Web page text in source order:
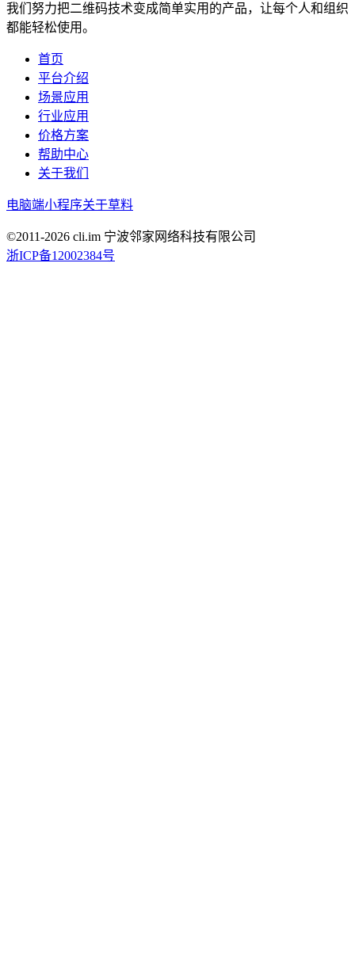
我们努力把二维码技术变成简单实用的产品，让每个人和组织
都能轻松使用。
首页
平台介绍
场景应用
行业应用
价格方案
帮助中心
关于我们
电脑端小程序关于草料
©2011-2026 cli.im 宁波邻家网络科技有限公司
浙ICP备12002384号